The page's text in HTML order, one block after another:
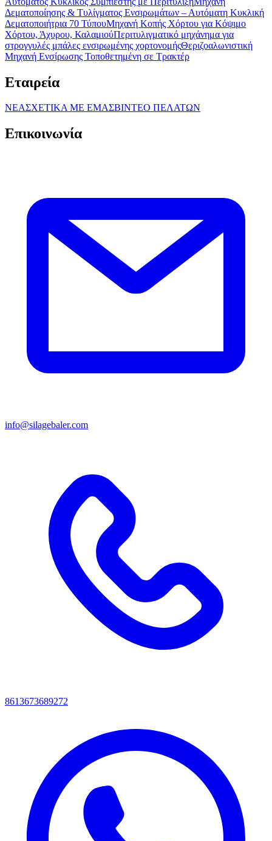
Δεματοποίησης & Τυλίγματος Ενσιρωμάτων – Αυτόματη Κυκλική
Δεματοποιήτρια 70 ΤύπουΜηχανή Κοπής Χόρτου για Κόψιμο
Χόρτου, Άχυρου, ΚαλαμιούΠεριτυλιγματικό μηχάνημα για
στρογγυλές μπάλες ενσιρωμένης χορτονομήςΘεριζοαλωνιστική
Μηχανή Ενσίρωσης Τοποθετημένη σε Τρακτέρ
Εταιρεία
ΝΕΑΣΧΕΤΙΚΑ ΜΕ ΕΜΑΣΒΙΝΤΕΟ ΠΕΛΑΤΩΝ
Επικοινωνία
info@silagebaler.com
8613673689272